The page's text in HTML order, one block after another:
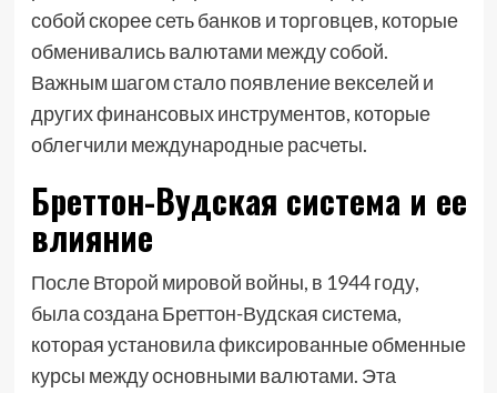
собой скорее сеть банков и торговцев, которые
обменивались валютами между собой.
Важным шагом стало появление векселей и
других финансовых инструментов, которые
облегчили международные расчеты.
Бреттон-Вудская система и ее
влияние
После Второй мировой войны, в 1944 году,
была создана Бреттон-Вудская система,
которая установила фиксированные обменные
курсы между основными валютами. Эта